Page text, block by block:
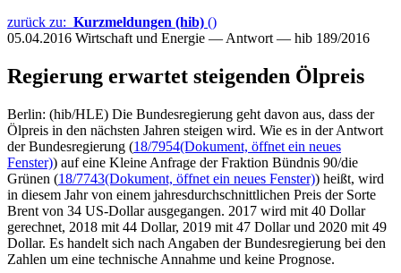
zurück zu: Kurzmeldungen (hib) ()
05.04.2016 Wirtschaft und Energie — Antwort — hib 189/2016
Regierung erwartet steigenden Ölpreis
Berlin: (hib/HLE) Die Bundesregierung geht davon aus, dass der
Ölpreis in den nächsten Jahren steigen wird. Wie es in der Antwort
der Bundesregierung (18/7954(Dokument, öffnet ein neues
Fenster)) auf eine Kleine Anfrage der Fraktion Bündnis 90/die
Grünen (18/7743(Dokument, öffnet ein neues Fenster)) heißt, wird
in diesem Jahr von einem jahresdurchschnittlichen Preis der Sorte
Brent von 34 US-Dollar ausgegangen. 2017 wird mit 40 Dollar
gerechnet, 2018 mit 44 Dollar, 2019 mit 47 Dollar und 2020 mit 49
Dollar. Es handelt sich nach Angaben der Bundesregierung bei den
Zahlen um eine technische Annahme und keine Prognose.